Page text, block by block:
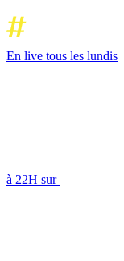
En live tous les lundis
à 22H sur